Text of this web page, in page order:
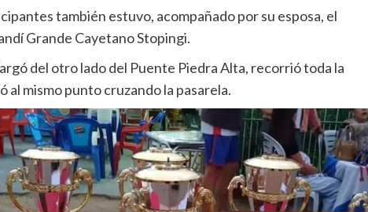
también estuvo, acompañado por su esposa, el
Grande Cayetano Stopingi.
del otro lado del Puente Piedra Alta, recorrió toda la
al mismo punto cruzando la pasarela.